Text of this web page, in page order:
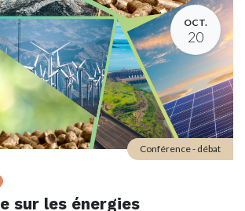
OCT.
20
sur les énergies
Conférence - débat